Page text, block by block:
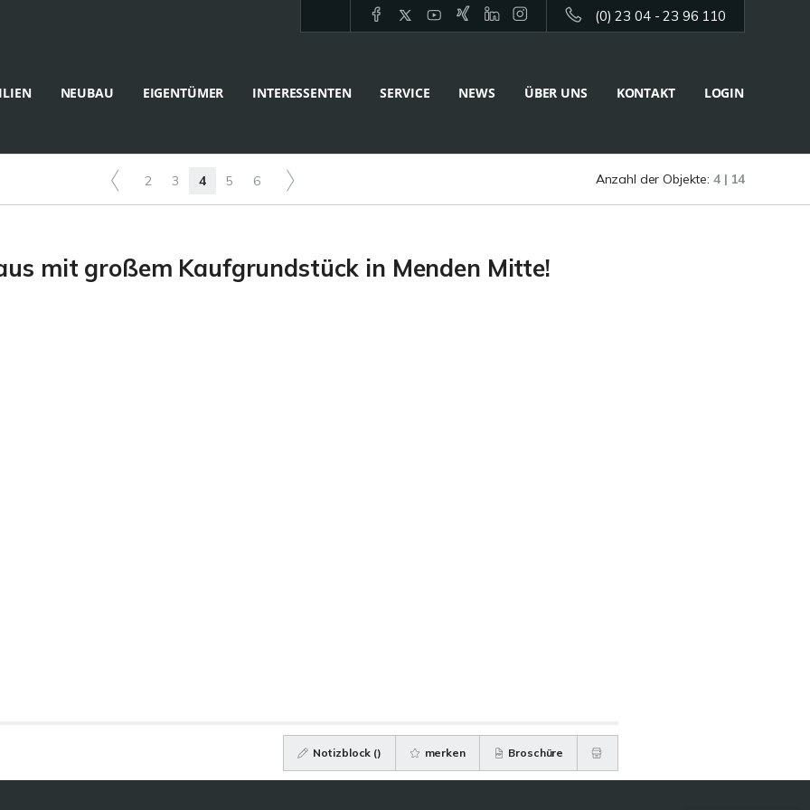
(0) 23 04 - 23 96 110
NEUBAU EIGENTÜMER INTERESSENTEN SERVICE NEWS ÜBER UNS KONTAKT LOGIN
2 3 4 5 6 Anzahl der Objekte: 4 | 14
mit großem Kaufgrundstück in Menden Mitte!
Notizblock () merken Broschüre